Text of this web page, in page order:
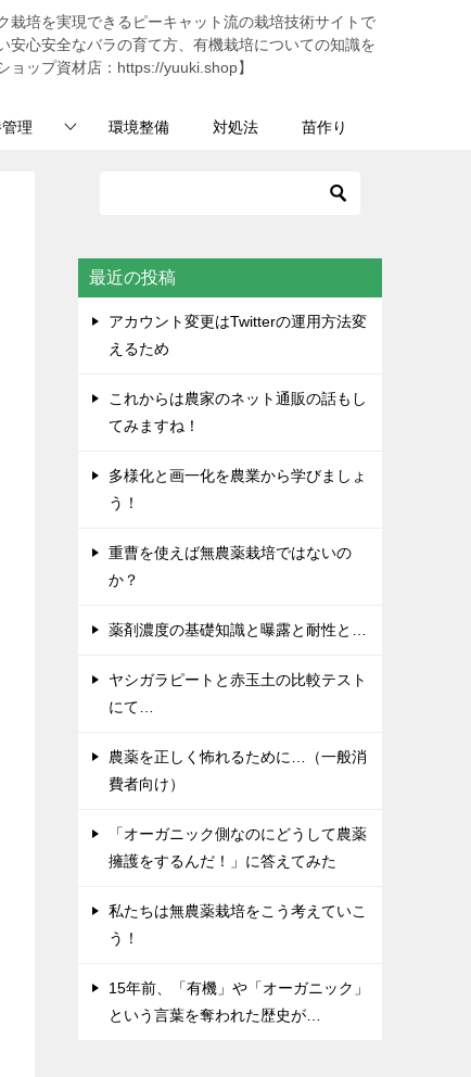
栽培を実現できるピーキャット流の栽培技術サイトで
安心安全なバラの育て方、有機栽培についての知識を
ョップ資材店：https://yuuki.shop】
理 環境整備 対処法 苗作り
最近の投稿
アカウント変更はTwitterの運用方法変
えるため
これからは農家のネット通販の話もし
てみますね！
多様化と画一化を農業から学びましょ
う！
重曹を使えば無農薬栽培ではないの
か？
薬剤濃度の基礎知識と曝露と耐性と…
ヤシガラピートと赤玉土の比較テスト
にて…
農薬を正しく怖れるために…（一般消
費者向け）
「オーガニック側なのにどうして農薬
擁護をするんだ！」に答えてみた
私たちは無農薬栽培をこう考えていこ
う！
15年前、「有機」や「オーガニック」
という言葉を奪われた歴史が…